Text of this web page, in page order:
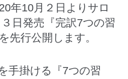
年10月２日よりサロ
日発売『完訳7つの習
先行公開します。
手掛ける『7つの習